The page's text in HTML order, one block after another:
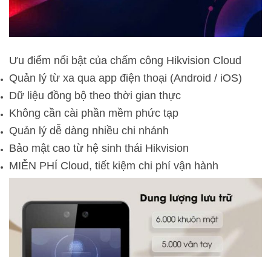
Ưu điểm nổi bật của chấm công Hikvision Cloud
Quản lý từ xa qua app điện thoại (Android / iOS)
Dữ liệu đồng bộ theo thời gian thực
Không cần cài phần mềm phức tạp
Quản lý dễ dàng nhiều chi nhánh
Bảo mật cao từ hệ sinh thái Hikvision
MIỄN PHÍ Cloud, tiết kiệm chi phí vận hành